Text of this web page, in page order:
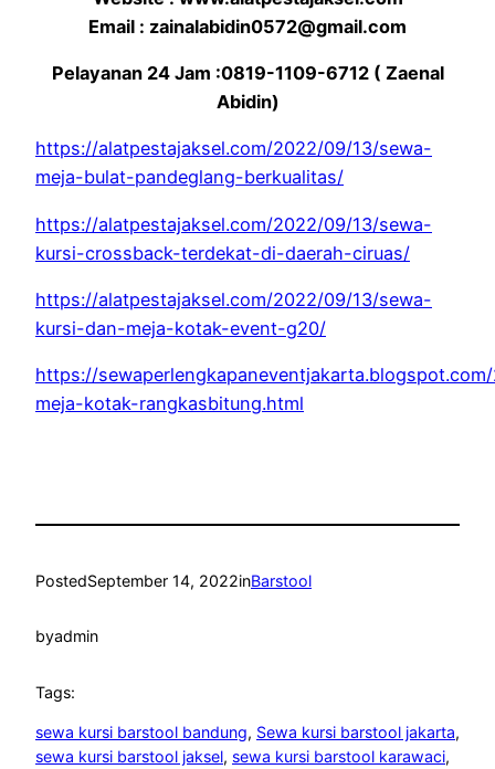
Email : zainalabidin0572@gmail.com
Pelayanan 24 Jam :0819-1109-6712 ( Zaenal
Abidin)
https://alatpestajaksel.com/2022/09/13/sewa-
meja-bulat-pandeglang-berkualitas/
https://alatpestajaksel.com/2022/09/13/sewa-
kursi-crossback-terdekat-di-daerah-ciruas/
https://alatpestajaksel.com/2022/09/13/sewa-
kursi-dan-meja-kotak-event-g20/
https://
meja-kotak-rangkasbitung.html
PostedSeptember 14, 2022inBarstool
byadmin
Tags:
sewa kursi barstool bandung, Sewa kursi barstool jakarta
sewa kursi barstool jaksel, sewa kursi barstool karawaci